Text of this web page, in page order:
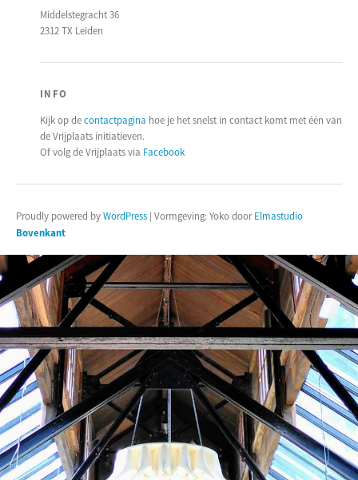
Middelstegracht 36
2312 TX Leiden
INFO
Kijk op decontactpagina hoe je het snelst in contact komt met één van
de Vrijplaats initiatieven.
Of volg de Vrijplaats via Facebook
Proudly powered byWordPress | Vormgeving: Yoko doorElmastudio
Bovenkant